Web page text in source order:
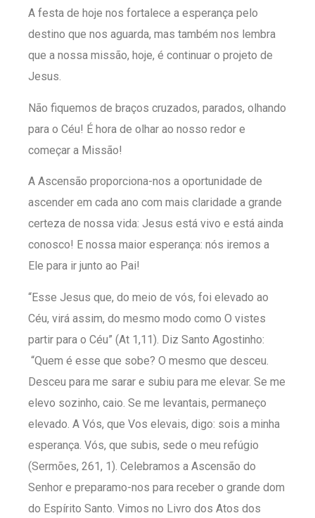
A festa de hoje nos fortalece a esperança pelo
destino que nos aguarda, mas também nos lembra
que a nossa missão, hoje, é continuar o projeto de
Jesus.
Não fiquemos de braços cruzados, parados, olhando
para o Céu! É hora de olhar ao nosso redor e
começar a Missão!
A Ascensão proporciona-nos a oportunidade de
ascender em cada ano com mais claridade a grande
certeza de nossa vida: Jesus está vivo e está ainda
conosco! E nossa maior esperança: nós iremos a
Ele para ir junto ao Pai!
“Esse Jesus que, do meio de vós, foi elevado ao
Céu, virá assim, do mesmo modo como O vistes
partir para o Céu” (At 1,11). Diz Santo Agostinho:
“Quem é esse que sobe? O mesmo que desceu.
Desceu para me sarar e subiu para me elevar. Se me
elevo sozinho, caio. Se me levantais, permaneço
elevado. A Vós, que Vos elevais, digo: sois a minha
esperança. Vós, que subis, sede o meu refúgio
(Sermões, 261, 1). Celebramos a Ascensão do
Senhor e preparamo-nos para receber o grande dom
do Espírito Santo. Vimos no Livro dos Atos dos